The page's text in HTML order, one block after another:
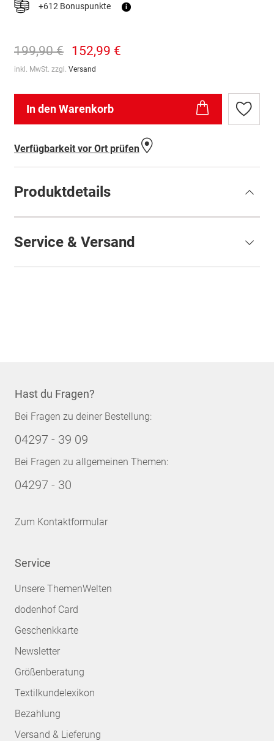
+612 Bonuspunkte i
199,90 € 152,99 €
inkl. MwSt. zzgl. Versand
In den Warenkorb
Zur
Verfügbarkeit vor Ort prüfen
Produktdetails
Service & Versand
Hast du Fragen?
Bei Fragen zu deiner Bestellung:
04297 - 39 09
Bei Fragen zu allgemeinen Themen:
04297 - 30
Zum Kontaktformular
Service
Unsere ThemenWelten
dodenhof Card
Geschenkkarte
Newsletter
Größenberatung
Textilkundelexikon
Bezahlung
Versand & Lieferung